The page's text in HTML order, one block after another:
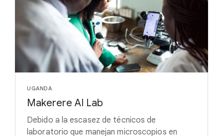
UGANDA
Makerere AI Lab
Debido a la escasez de técnicos de
laboratorio que manejan microscopios en